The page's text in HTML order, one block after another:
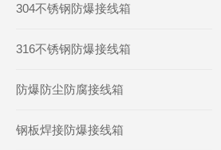
304不锈钢防爆接线箱
316不锈钢防爆接线箱
防爆防尘防腐接线箱
钢板焊接防爆接线箱